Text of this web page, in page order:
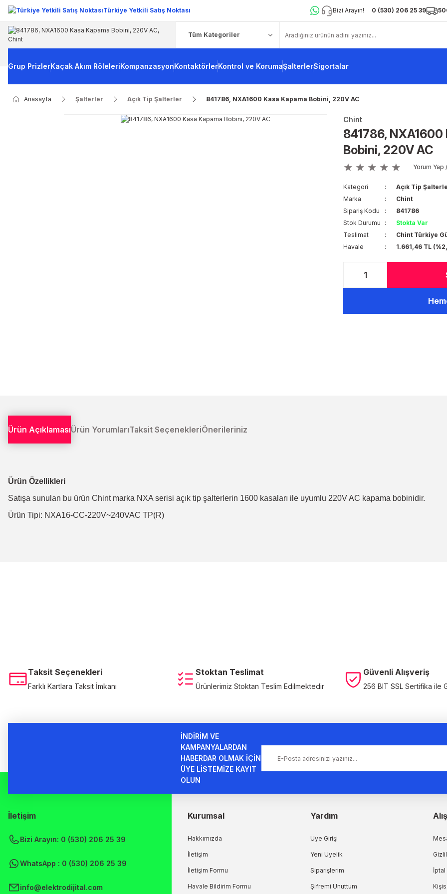
Türkiye Yetkili Satış Noktası Bizi Arayın! 0 (530) 206 25 39
Grup PrizlerKaçak Akım RöleleriKompanzasyonKontaktörlerKontrol ve KorumaŞalterlerSigortalar
Anasayfa Şalterler Açık Tip Şalterler 841786, NXA1600 Kasa Kapama Bobini, 220V AC
Chint
841786,
Bobini, 220V AC
Yorum Yap
Kategori Açık Tip
Marka
Chint
Sipariş Kodu
841786
Stok Durumu
Stokta Var
Teslimat
Chint Türkiye
Havale
1.661,46 TL
Ürün AçıklamasıÜrün YorumlarıTaksit SeçenekleriÖnerileriniz
Ürün Özellikleri
Satışa sunulan bu ürün Chint marka NXA serisi açık tip şalterlerin 1600 kasaları ile uyumlu 220V AC kapama bobinidir.
Ürün Tipi: NXA16-CC-220V~240VAC TP(R)
Taksit Seçenekleri
Farklı Kartlara Taksit İmkanı
Stoktan Teslimat
Ürünlerimiz Stoktan Teslim Edilmektedir
Güvenli Alışveriş
256 BIT SSL Sertifika ile
İNDİRİM VE
KAMPANYALARDAN
HABERDAR OLMAK İÇİN
ÜYE LİSTEMİZE KAYIT
OLUN
İletişim
Bizi Arayın: 0 (530) 206 25 39
WhatsApp : 0 (530) 206 25 39
info@elektrodijital.com
Kurumsal
Hakkımızda
İletişim
İletişim Formu
Havale Bildirim Formu
Yardım
Üye Girişi
Yeni Üyelik
Siparişlerim
Şifremi Unuttum
İptal